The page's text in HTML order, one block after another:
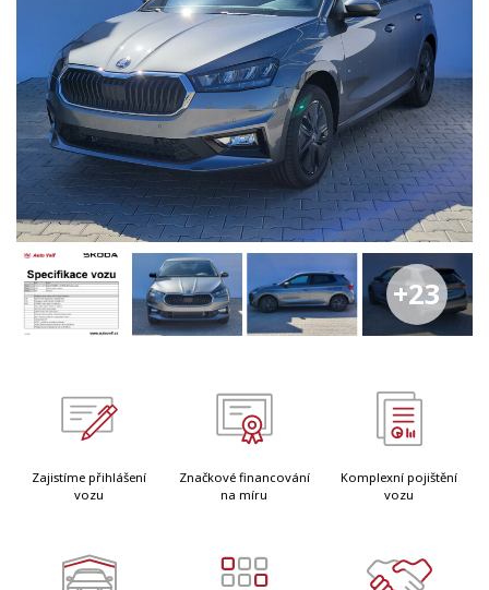
+23
Zajistíme přihlášení
vozu
Značkové financování
na míru
Komplexní pojištění
vozu